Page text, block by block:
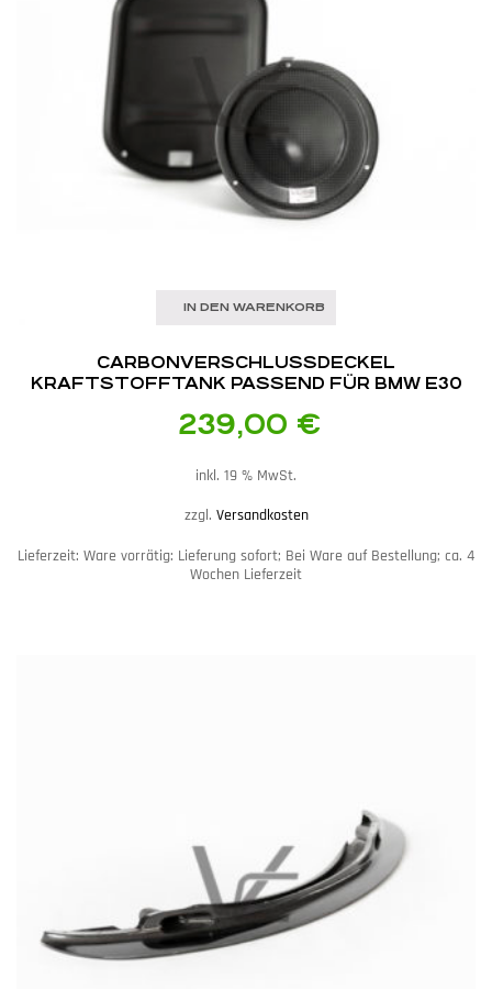
IN DEN WARENKORB
CARBON­VERSCHLUSSDECKEL
KRAFTSTOFFTANK PASSEND FÜR BMW E30
239,00 €
inkl. 19 % MwSt.
zzgl. Versandkosten
Lieferzeit: Ware vorrätig: Lieferung sofort; Bei Ware auf Bestellung; ca. 4
Wochen Lieferzeit